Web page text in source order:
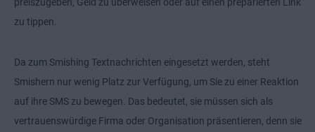
preiszugeben, Geld zu überweisen oder auf einen preparierten Link
zu tippen.
Da zum Smishing Textnachrichten eingesetzt werden, steht
Smishern nur wenig Platz zur Verfügung, um Sie zu einer Reaktion
auf ihre SMS zu bewegen. Das bedeutet, sie müssen sich als
vertrauenswürdige Firma oder Organisation präsentieren, denn sie